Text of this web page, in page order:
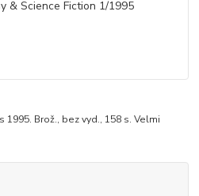
Brož., bez vyd., 158 s. Velmi